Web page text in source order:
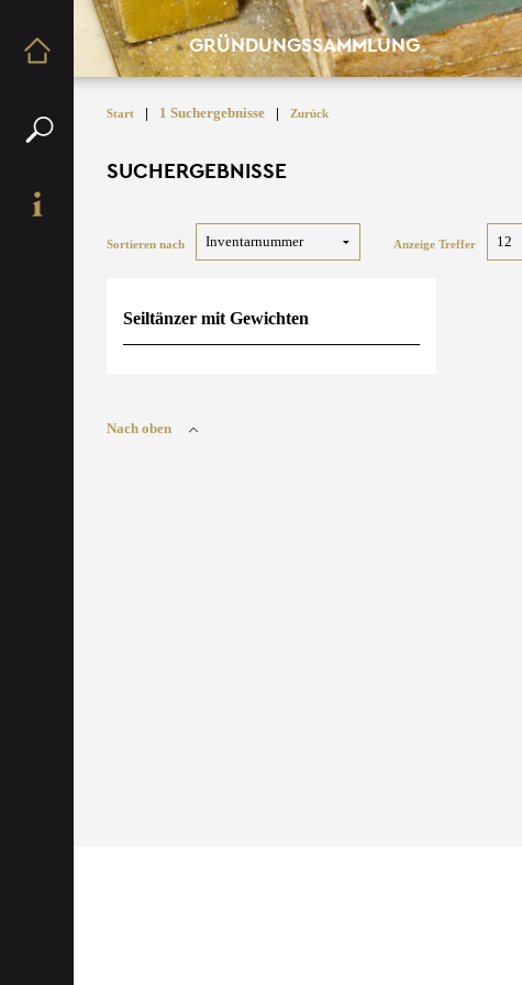
GRÜNDUNGSSAMMLUNG
Start | 1 Suchergebnisse | Zurück
SUCHERGEBNISSE
Sortieren nach Anzeige Treffer
Seiltänzer mit Gewichten
Nach oben